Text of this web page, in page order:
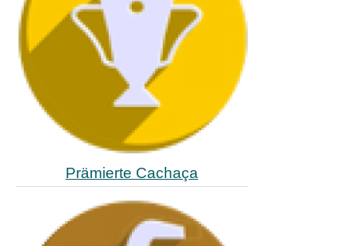
Prämierte Cachaça